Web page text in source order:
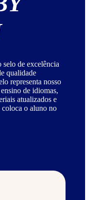
selo de excelência
qualidade
representa nosso
de idiomas,
atualizados e
coloca o aluno no